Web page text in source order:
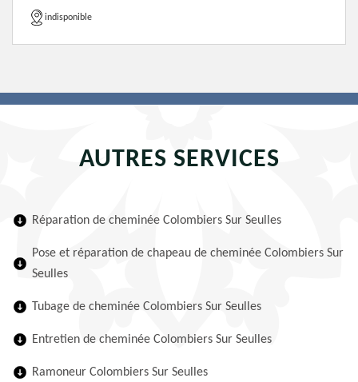
indisponible
AUTRES SERVICES
Réparation de cheminée Colombiers Sur Seulles
Pose et réparation de chapeau de cheminée Colombiers Sur
Seulles
Tubage de cheminée Colombiers Sur Seulles
Entretien de cheminée Colombiers Sur Seulles
Ramoneur Colombiers Sur Seulles